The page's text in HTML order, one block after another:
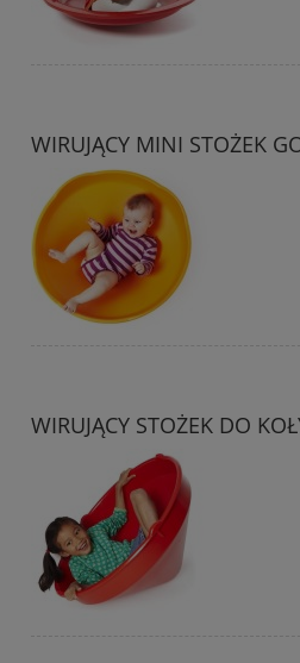
WIRUJĄCY MINI STOŻEK
WIRUJĄCY STOŻEK DO